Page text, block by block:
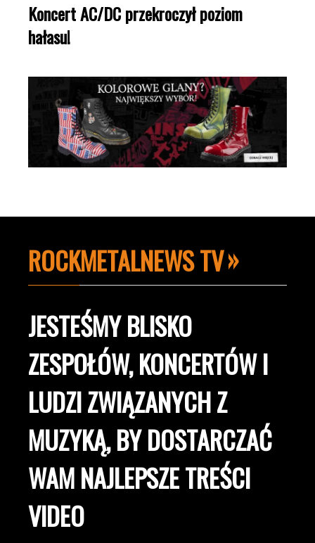
Koncert AC/DC przekroczył poziom
hałasu!
ROCKMETALNEWS TV
JESTEŚMY BLISKO
ZESPOŁÓW, KONCERTÓW I
LUDZI ZWIĄZANYCH Z
MUZYKĄ, BY DOSTARCZAĆ
WAM NAJLEPSZE TREŚCI
VIDEO